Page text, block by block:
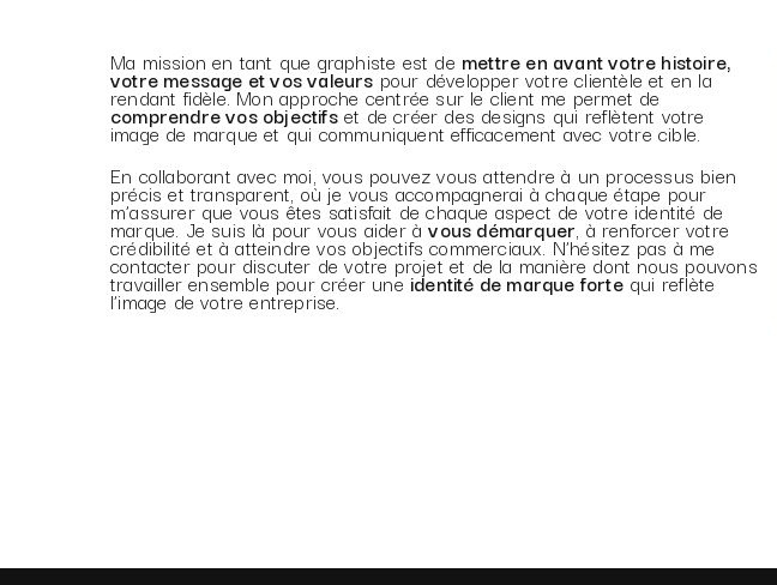
Ma mission en tant que graphiste est de mettre en avant votre histoire,
votre message et vos valeurspour développer votre clientèle et en la
rendant fidèle. Mon approche centrée sur le client me permet de
comprendre vos objectifset de créer des designs qui reflètent votre
image de marque et qui communiquent efficacement avec votre cible.
En collaborant avec moi, vous pouvez vous attendre à un processus bien
précis et transparent, où je vous accompagnerai à chaque étape pour
m’assurer que vous êtes satisfait de chaque aspect de votre identité de
marque. Je suis là pour vous aider àvous démarquer, à renforcer votre
crédibilité et à atteindre vos objectifs commerciaux. N’hésitez pas à me
contacter pour discuter de votre projet et de la manière dont nous pouvons
travailler ensemble pour créer uneidentité de marque fortequi reflète
l’image de votre entreprise.